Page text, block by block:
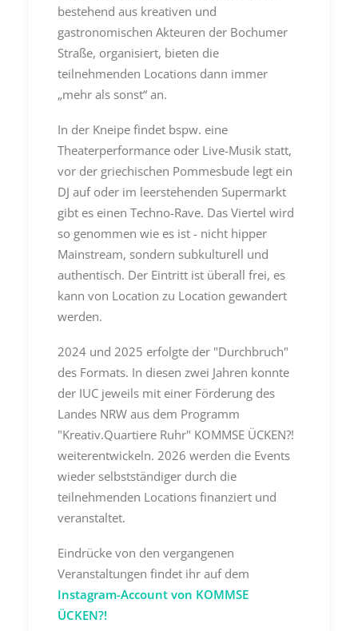
bestehend aus kreativen und
gastronomischen Akteuren der Bochumer
Straße, organisiert, bieten die
teilnehmenden Locations dann immer
„mehr als sonst“ an.
In der Kneipe findet bspw. eine
Theaterperformance oder Live-Musik statt,
vor der griechischen Pommesbude legt ein
DJ auf oder im leerstehenden Supermarkt
gibt es einen Techno-Rave. Das Viertel wird
so genommen wie es ist - nicht hipper
Mainstream, sondern subkulturell und
authentisch. Der Eintritt ist überall frei, es
kann von Location zu Location gewandert
werden.
2024 und 2025 erfolgte der "Durchbruch"
des Formats. In diesen zwei Jahren konnte
der IUC jeweils mit einer Förderung des
Landes NRW aus dem Programm
"Kreativ.Quartiere Ruhr" KOMMSE ÜCKEN?!
weiterentwickeln. 2026 werden die Events
wieder selbstständiger durch die
teilnehmenden Locations finanziert und
veranstaltet.
Eindrücke von den vergangenen
Veranstaltungen findet ihr auf dem
Instagram-Account von KOMMSE
ÜCKEN?!